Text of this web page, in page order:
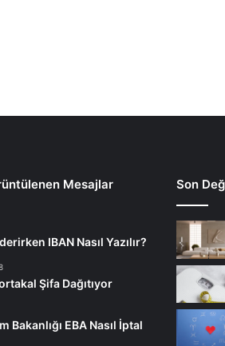
Mesajlar
IBAN Nasıl Yazılır?
Şifa Dağıtıyor
Bakanlığı EBA Nasıl İptal
Son